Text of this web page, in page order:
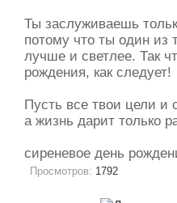
Ты заслуживаешь
потому что ты один из
лучше и светлее. Так
рождения, как следует!
Пусть все твои цели и
а жизнь дарит только
сиреневое день
Просмотров: 1792